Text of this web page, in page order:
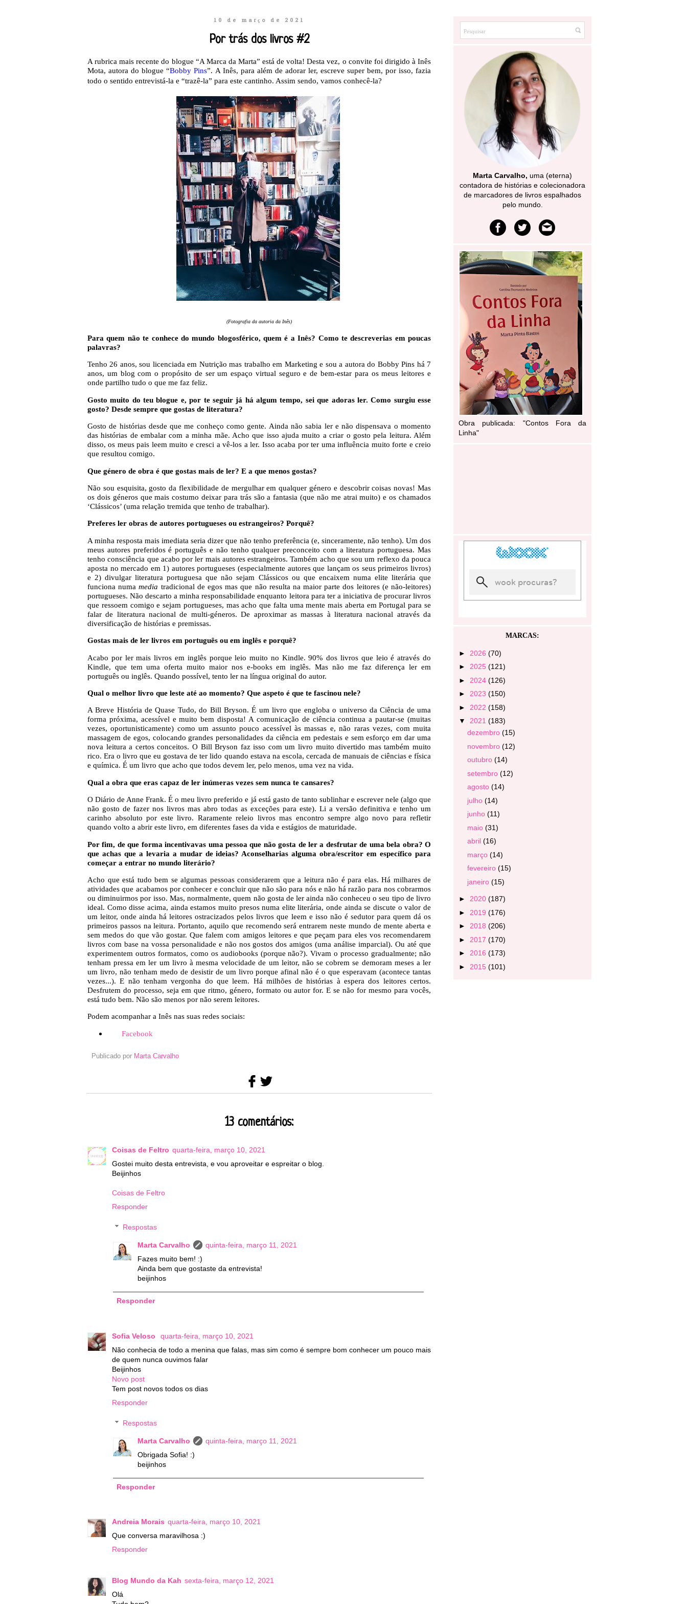
10 de março de 2021
Por trás dos livros #2
A rubrica mais recente do blogue “A Marca da Marta” está de volta! Desta vez, o convite foi dirigido à Inês
Mota, autora do blogue “Bobby Pins”. A Inês, para além de adorar ler, escreve super bem, por isso, fazia
todo o sentido entrevistá-la e “trazê-la” para este cantinho. Assim sendo, vamos conhecê-la?
(Fotografia da autoria da Inês)
Para quem não te conhece do mundo blogosférico, quem é a Inês? Como te descreverias em poucas
palavras?
Tenho 26 anos, sou licenciada em Nutrição mas trabalho em Marketing e sou a autora do Bobby Pins há 7
anos, um blog com o propósito de ser um espaço virtual seguro e de bem-estar para os meus leitores e
onde partilho tudo o que me faz feliz.
Gosto muito do teu blogue e, por te seguir já há algum tempo, sei que adoras ler. Como surgiu esse
gosto? Desde sempre que gostas de literatura?
Gosto de histórias desde que me conheço como gente. Ainda não sabia ler e não dispensava o momento
das histórias de embalar com a minha mãe. Acho que isso ajuda muito a criar o gosto pela leitura. Além
disso, os meus pais leem muito e cresci a vê-los a ler. Isso acaba por ter uma influência muito forte e creio
que resultou comigo.
Que género de obra é que gostas mais de ler? E a que menos gostas?
Não sou esquisita, gosto da flexibilidade de mergulhar em qualquer género e descobrir coisas novas! Mas
os dois géneros que mais costumo deixar para trás são a fantasia (que não me atrai muito) e os chamados
‘Clássicos’ (uma relação tremida que tenho de trabalhar).
Preferes ler obras de autores portugueses ou estrangeiros? Porquê?
A minha resposta mais imediata seria dizer que não tenho preferência (e, sinceramente, não tenho). Um dos
meus autores preferidos é português e não tenho qualquer preconceito com a literatura portuguesa. Mas
tenho consciência que acabo por ler mais autores estrangeiros. Também acho que sou um reflexo da pouca
aposta no mercado em 1) autores portugueses (especialmente autores que lançam os seus primeiros livros)
e 2) divulgar literatura portuguesa que não sejam Clássicos ou que encaixem numa elite literária que
funciona numamedia tradicional de egos mas que não resulta na maior parte dos leitores (e não-leitores)
portugueses. Não descarto a minha responsabilidade enquanto leitora para ter a iniciativa de procurar livros
que ressoem comigo e sejam portugueses, mas acho que falta uma mente mais aberta em Portugal para se
falar de literatura nacional de multi-géneros. De aproximar as massas à literatura nacional através da
diversificação de histórias e premissas.
Gostas mais de ler livros em português ou em inglês e porquê?
Acabo por ler mais livros em inglês porque leio muito no Kindle. 90% dos livros que leio é através do
Kindle, que tem uma oferta muito maior nos e-books em inglês. Mas não me faz diferença ler em
português ou inglês. Quando possível, tento ler na língua original do autor.
Qual o melhor livro que leste até ao momento? Que aspeto é que te fascinou nele?
A Breve História de Quase Tudo, do Bill Bryson. É um livro que engloba o universo da Ciência de uma
forma próxima, acessível e muito bem disposta! A comunicação de ciência continua a pautar-se (muitas
vezes, oportunisticamente) como um assunto pouco acessível às massas e, não raras vezes, com muita
massagem de egos, colocando grandes personalidades da ciência em pedestais e sem esforço em dar uma
nova leitura a certos conceitos. O Bill Bryson faz isso com um livro muito divertido mas também muito
rico. Era o livro que eu gostava de ter lido quando estava na escola, cercada de manuais de ciências e física
e química. É um livro que acho que todos devem ler, pelo menos, uma vez na vida.
Qual a obra que eras capaz de ler inúmeras vezes sem nunca te cansares?
O Diário de Anne Frank. É o meu livro preferido e já está gasto de tanto sublinhar e escrever nele (algo que
não gosto de fazer nos livros mas abro todas as exceções para este). Li a versão definitiva e tenho um
carinho absoluto por este livro. Raramente releio livros mas encontro sempre algo novo para refletir
quando volto a abrir este livro, em diferentes fases da vida e estágios de maturidade.
Por fim, de que forma incentivavas uma pessoa que não gosta de ler a desfrutar de uma bela obra? O
que achas que a levaria a mudar de ideias? Aconselharias alguma obra/escritor em específico para
começar a entrar no mundo literário?
Acho que está tudo bem se algumas pessoas considerarem que a leitura não é para elas. Há milhares de
atividades que acabamos por conhecer e concluir que não são para nós e não há razão para nos cobrarmos
ou diminuirmos por isso. Mas, normalmente, quem não gosta de ler ainda não conheceu o seu tipo de livro
ideal. Como disse acima, ainda estamos muito presos numa elite literária, onde ainda se discute o valor de
um leitor, onde ainda há leitores ostracizados pelos livros que leem e isso não é sedutor para quem dá os
primeiros passos na leitura. Portanto, aquilo que recomendo será entrarem neste mundo de mente aberta e
sem medos do que vão gostar. Que falem com amigos leitores e que peçam para eles vos recomendarem
livros com base na vossa personalidade e não nos gostos dos amigos (uma análise imparcial). Ou até que
experimentem outros formatos, como os audiobooks (porque não?). Vivam o processo gradualmente; não
tenham pressa em ler um livro à mesma velocidade de um leitor, não se cobrem se demoram meses a ler
um livro, não tenham medo de desistir de um livro porque afinal não é o que esperavam (acontece tantas
vezes...). E não tenham vergonha do que leem. Há milhões de histórias à espera dos leitores certos.
Desfrutem do processo, seja em que ritmo, género, formato ou autor for. E se não for mesmo para vocês,
está tudo bem. Não são menos por não serem leitores.
Podem acompanhar a Inês nas suas redes sociais:
Facebook
Publicado por Marta Carvalho
13 comentários:
Coisas de Feltro quarta-feira, março 10, 2021
Gostei muito desta entrevista, e vou aproveitar e espreitar o blog.
Beijinhos
Coisas de Feltro
Responder
Respostas
Marta Carvalho
quinta-feira, março 11, 2021
Fazes muito bem! :)
Ainda bem que gostaste da entrevista!
beijinhos
Responder
Sofia Veloso
quarta-feira, março 10, 2021
Não conhecia de todo a menina que falas, mas sim como é sempre bom conhecer um pouco mais
de quem nunca ouvimos falar
Beijinhos
Novo post
Tem post novos todos os dias
Responder
Respostas
Marta Carvalho
quinta-feira, março 11, 2021
Obrigada Sofia! :)
beijinhos
Responder
Andreia Morais quarta-feira, março 10, 2021
Que conversa maravilhosa :)
Responder
Blog Mundo da Kah sexta-feira, março 12, 2021
Olá
Marta Carvalho, uma (eterna)
contadora de histórias e colecionadora
de marcadores de livros espalhados
pelo mundo.
Obra publicada: "Contos Fora da
Linha"
MARCAS:
► 2026 (70)
► 2025 (121)
► 2024 (126)
► 2023 (150)
► 2022 (158)
▼ 2021 (183)
dezembro (15)
novembro (12)
outubro (14)
setembro (12)
agosto (14)
julho (14)
junho (11)
maio (31)
abril (16)
março (14)
fevereiro (15)
janeiro (15)
► 2020 (187)
► 2019 (176)
► 2018 (206)
► 2017 (170)
► 2016 (173)
► 2015 (101)